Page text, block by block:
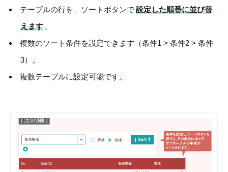
テーブルの行を、ソートボタンで設定した順番に並び替
えます 。
複数のソート条件を設定できます（条件1 > 条件2 > 条件
3）。
複数テーブルに設定可能です。